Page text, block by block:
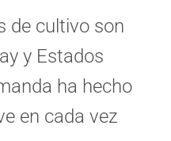
de cultivo son
y Estados
ha hecho
en cada vez